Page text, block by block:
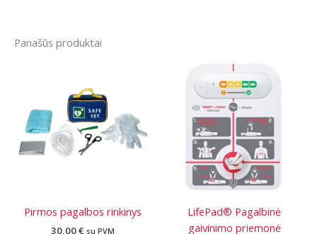
Panašūs produktai
Pirmos pagalbos rinkinys
30,00€ su PVM
LifePad® Pagalbinė
gaivinimo priemonė